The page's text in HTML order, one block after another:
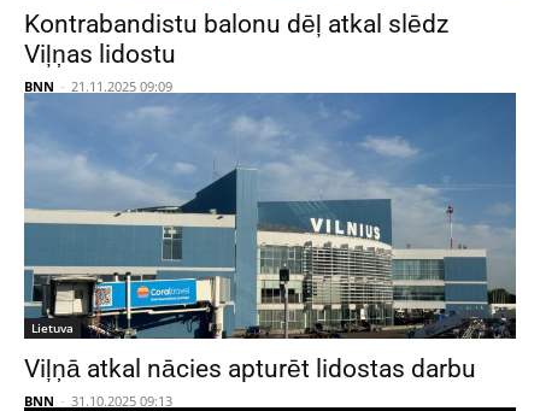
Kontrabandistu balonu dēļ atkal slēdz
Viļņas lidostu
BNN - 21.11.2025 09:09
Lietuva
Viļņā atkal nācies apturēt lidostas darbu
BNN - 31.10.2025 09:13